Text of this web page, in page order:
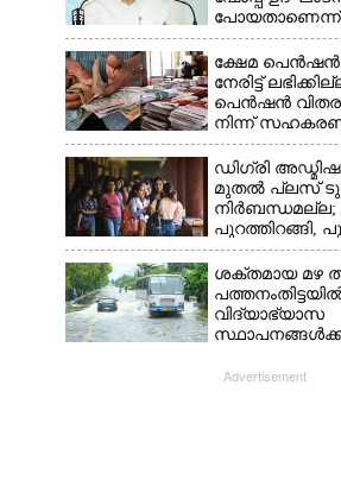
പോയതാണെന്ന്
വിചാരിച്ചു,
പ്രോജക്ടാണ്
ക്ഷേമ പെൻഷൻ
നേരിട്ട്
പെൻഷൻ
നിന്ന്
ബാങ്കുകളെ
ഡിഗ്രി
മുതൽ പ്ലസ് ടു
നിർബന്ധമല്ല;
പുറത്തിറങ്ങി,
മാറ്റങ്ങൾ
ശക്തമായ മഴ
വിദ്യാഭ്യാസ
നാളെ ഓറഞ്ചും
Advertisement